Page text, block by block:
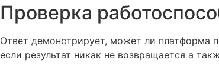
Проверка
Ответ демонстрирует, может ли платформа
если результат никак не возвращается а